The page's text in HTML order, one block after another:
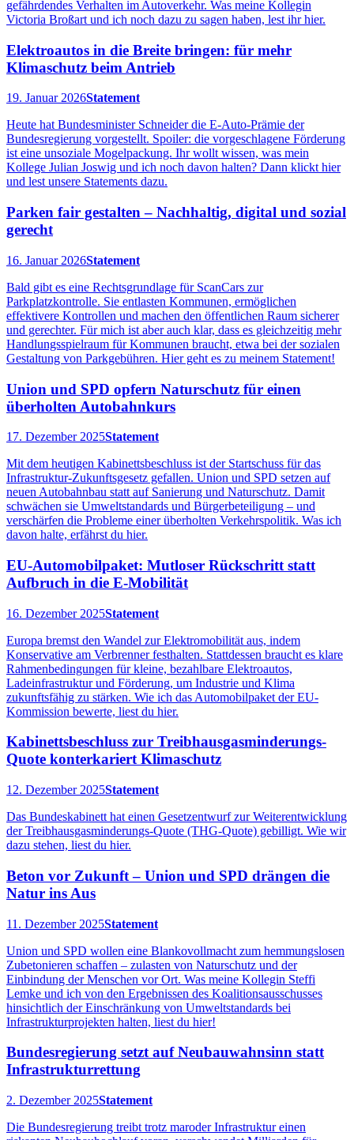
gefährdendes Verhalten im Autoverkehr. Was meine Kollegin
Victoria Broßart und ich noch dazu zu sagen haben, lest ihr hier.
Elektroautos in die Breite bringen: für mehr
Klimaschutz beim Antrieb
19. Januar 2026Statement
Heute hat Bundesminister Schneider die E-Auto-Prämie der
Bundesregierung vorgestellt. Spoiler: die vorgeschlagene Förderung
ist eine unsoziale Mogelpackung. Ihr wollt wissen, was mein
Kollege Julian Joswig und ich noch davon halten? Dann klickt hier
und lest unsere Statements dazu.
Parken fair gestalten – Nachhaltig, digital und sozial
gerecht
16. Januar 2026Statement
Bald gibt es eine Rechtsgrundlage für ScanCars zur
Parkplatzkontrolle. Sie entlasten Kommunen, ermöglichen
effektivere Kontrollen und machen den öffentlichen Raum sicherer
und gerechter. Für mich ist aber auch klar, dass es gleichzeitig mehr
Handlungsspielraum für Kommunen braucht, etwa bei der sozialen
Gestaltung von Parkgebühren. Hier geht es zu meinem Statement!
Union und SPD opfern Naturschutz für einen
überholten Autobahnkurs
17. Dezember 2025Statement
Mit dem heutigen Kabinettsbeschluss ist der Startschuss für das
Infrastruktur-Zukunftsgesetz gefallen. Union und SPD setzen auf
neuen Autobahnbau statt auf Sanierung und Naturschutz. Damit
schwächen sie Umweltstandards und Bürgerbeteiligung – und
verschärfen die Probleme einer überholten Verkehrspolitik. Was ich
davon halte, erfährst du hier.
EU-Automobilpaket: Mutloser Rückschritt statt
Aufbruch in die E-Mobilität
16. Dezember 2025Statement
Europa bremst den Wandel zur Elektromobilität aus, indem
Konservative am Verbrenner festhalten. Stattdessen braucht es klare
Rahmenbedingungen für kleine, bezahlbare Elektroautos,
Ladeinfrastruktur und Förderung, um Industrie und Klima
zukunftsfähig zu stärken. Wie ich das Automobilpaket der EU-
Kommission bewerte, liest du hier.
Kabinettsbeschluss zur Treibhausgasminderungs-
Quote konterkariert Klimaschutz
12. Dezember 2025Statement
Das Bundeskabinett hat einen Gesetzentwurf zur Weiterentwicklung
der Treibhausgasminderungs-Quote (THG-Quote) gebilligt. Wie wir
dazu stehen, liest du hier.
Beton vor Zukunft – Union und SPD drängen die
Natur ins Aus
11. Dezember 2025Statement
Union und SPD wollen eine Blankovollmacht zum hemmungslosen
Zubetonieren schaffen – zulasten von Naturschutz und der
Einbindung der Menschen vor Ort. Was meine Kollegin Steffi
Lemke und ich von den Ergebnissen des Koalitionsausschusses
hinsichtlich der Einschränkung von Umweltstandards bei
Infrastrukturprojekten halten, liest du hier!
Bundesregierung setzt auf Neubauwahnsinn statt
Infrastrukturrettung
2. Dezember 2025Statement
Die Bundesregierung treibt trotz maroder Infrastruktur einen